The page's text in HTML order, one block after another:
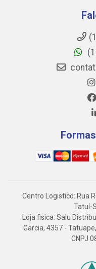
Centro Logistico: Rua
Tatuí-
Loja fisica: Salu
Garcia, 4357 -
CNPJ